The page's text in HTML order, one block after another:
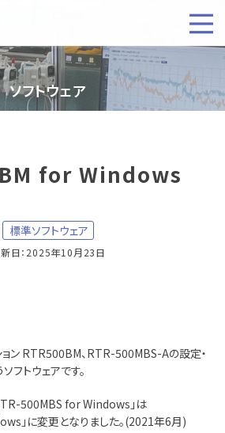
ソフトウェア
for Windows
標準ソフトウェア
日：2025年10月23日
ン RTR500BM、RTR-500MBS-Aの設定・
フトウェアです。
500MBS for Windows」は
」に変更となりました。(2021年6月)